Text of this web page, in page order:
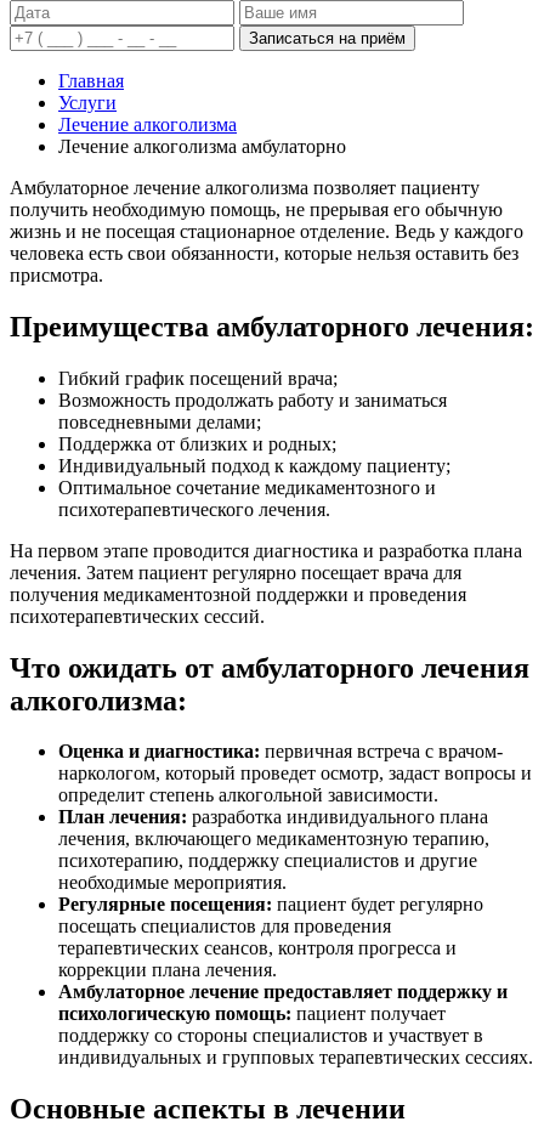
Записаться на приём
Главная
Услуги
Лечение алкоголизма
Лечение алкоголизма амбулаторно
Амбулаторное лечение алкоголизма позволяет пациенту
получить необходимую помощь, не прерывая его обычную
жизнь и не посещая стационарное отделение. Ведь у каждого
человека есть свои обязанности, которые нельзя оставить без
присмотра.
Преимущества амбулаторного лечения:
Гибкий график посещений врача;
Возможность продолжать работу и заниматься
повседневными делами;
Поддержка от близких и родных;
Индивидуальный подход к каждому пациенту;
Оптимальное сочетание медикаментозного и
психотерапевтического лечения.
На первом этапе проводится диагностика и разработка плана
лечения. Затем пациент регулярно посещает врача для
получения медикаментозной поддержки и проведения
психотерапевтических сессий.
Что ожидать от амбулаторного лечения
алкоголизма:
Оценка и диагностика: первичная встреча с врачом-
наркологом, который проведет осмотр, задаст вопросы и
определит степень алкогольной зависимости.
План лечения: разработка индивидуального плана
лечения, включающего медикаментозную терапию,
психотерапию, поддержку специалистов и другие
необходимые мероприятия.
Регулярные посещения: пациент будет регулярно
посещать специалистов для проведения
терапевтических сеансов, контроля прогресса и
коррекции плана лечения.
Амбулаторное лечение предоставляет поддержку и
психологическую помощь: пациент получает
поддержку со стороны специалистов и участвует в
индивидуальных и групповых терапевтических сессиях.
Основные аспекты в лечении